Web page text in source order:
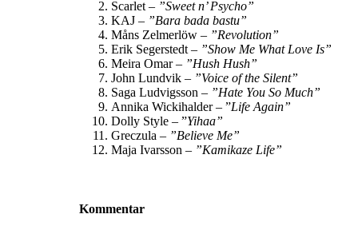
Scarlet – ”Sweet n’ Psycho”
KAJ – ”Bara bada bastu”
Måns Zelmerlöw – ”Revolution”
Erik Segerstedt – ”Show Me What Love Is”
Meira Omar – ”Hush Hush”
John Lundvik – ”Voice of the Silent”
Saga Ludvigsson – ”Hate You So Much”
Annika Wickihalder – ”Life Again”
Dolly Style – ”Yihaa”
Greczula – ”Believe Me”
Maja Ivarsson – ”Kamikaze Life”
Kommentar